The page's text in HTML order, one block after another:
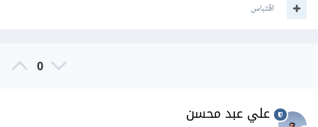
اقتباس
0
علي عبد محسن